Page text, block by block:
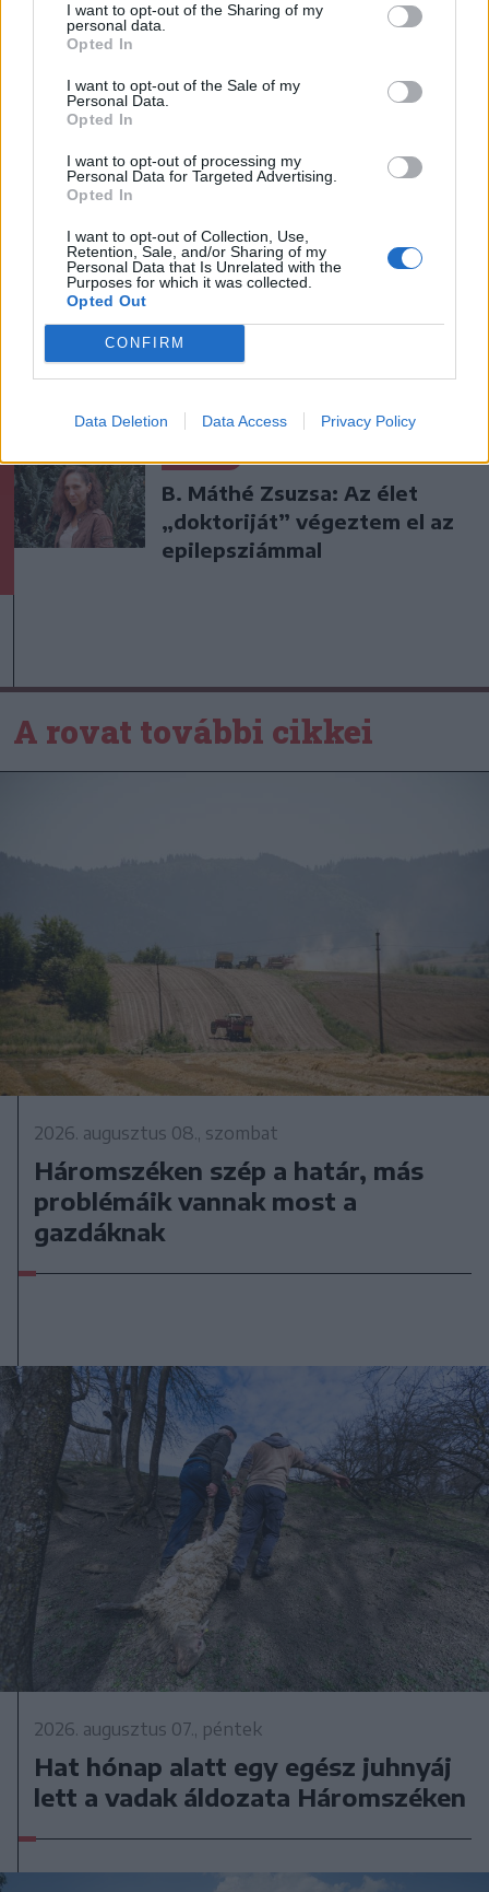
I want to opt-out of the Sharing of my
personal data.
Opted In
I want to opt-out of the Sale of my
Personal Data.
Opted In
I want to opt-out of processing my
Personal Data for Targeted Advertising.
Opted In
I want to opt-out of Collection, Use,
Retention, Sale, and/or Sharing of my
Personal Data that Is Unrelated with the
Purposes for which it was collected.
Opted Out
CONFIRM
Data Deletion Data Access Privacy Policy
Aranyérmek sokaságával tért
Putyin egy NATO-tagállam
amerikai hírszerzés szerint
Kulcsjátékosok nélkül készül a
Farul az FK Csíkszereda ellen
B. Máthé Zsuzsa: Az élet
„doktoriját” végeztem el az
epilepsziámmal
A rovat további cikkei
2026. augusztus 08., szombat
Háromszéken szép a határ, más
problémáik vannak most a
gazdáknak
2026. augusztus 07., péntek
Hat hónap alatt egy egész juhnyáj
lett a vadak áldozata Háromszéken